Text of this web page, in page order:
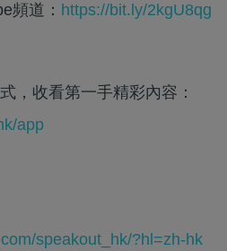
頻道： https://bit.ly/2kgU8qg
，收看第一手精彩內容：
app
speakout_hk/?hl=zh-hk